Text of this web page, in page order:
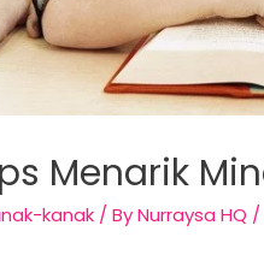
Menarik
kanak / ByNurraysa HQ /